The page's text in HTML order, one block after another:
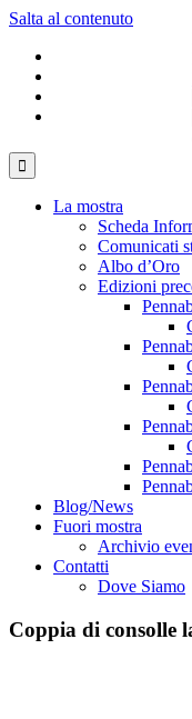
Salta al contenuto
La mostra
Scheda
Comunicati
Albo d’Oro
Edizioni
Blog/News
Fuori mostra
Archivio
Contatti
Dove Siamo
Coppia di consolle